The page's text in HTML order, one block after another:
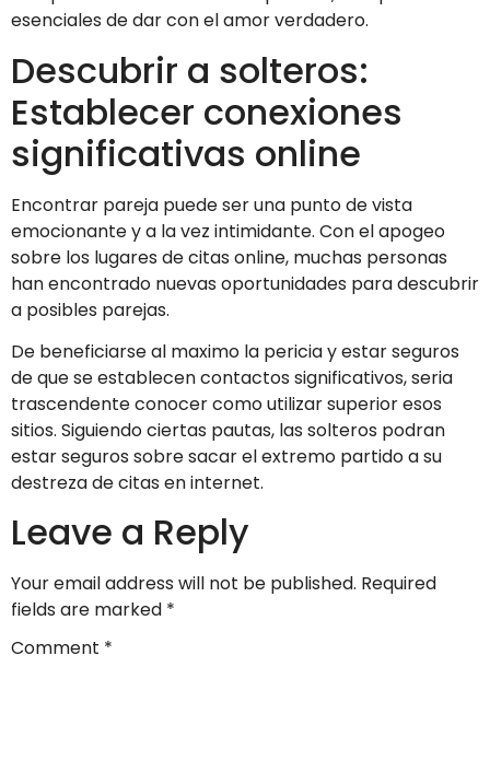
esenciales de dar con el amor verdadero.
Descubrir a solteros:
Establecer conexiones
significativas online
Encontrar pareja puede ser una punto de vista
emocionante y a la vez intimidante. Con el apogeo
sobre los lugares de citas online, muchas personas
han encontrado nuevas oportunidades para descubrir
a posibles parejas.
De beneficiarse al maximo la pericia y estar seguros
de que se establecen contactos significativos, seri­a
trascendente conocer como utilizar superior esos
sitios. Siguiendo ciertas pautas, las solteros podran
estar seguros sobre sacar el extremo partido a su
destreza de citas en internet.
Leave a Reply
Your email address will not be published. Required
fields are marked *
Comment *